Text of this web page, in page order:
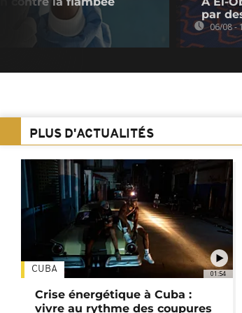
par
06/08 -
PLUS D'ACTUALITÉS
01:54
CUBA
Crise énergétique à Cuba :
vivre au rythme des coupures